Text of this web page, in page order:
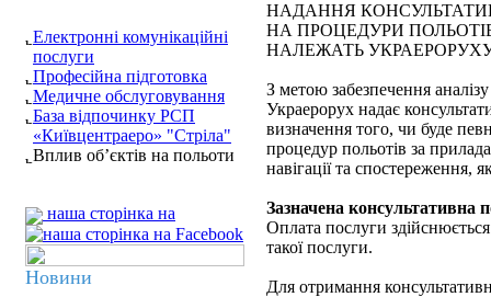
Електронні комунікаційні
послуги
Професійна підготовка
Медичне обслуговування
База відпочинку РСП
«Київцентраеро» "Стріла"
Вплив об’єктів на польоти
наша сторінка на
Новини
НАДАННЯ
НА ПРОЦЕДУРИ
НАЛЕЖАТЬ
З метою забезпечення
Украерорух надає
визначення того, чи буде
процедур польотів за
навігації та спостереження,
Зазначена консультативна
Оплата послуги
такої послуги.
Для отримання